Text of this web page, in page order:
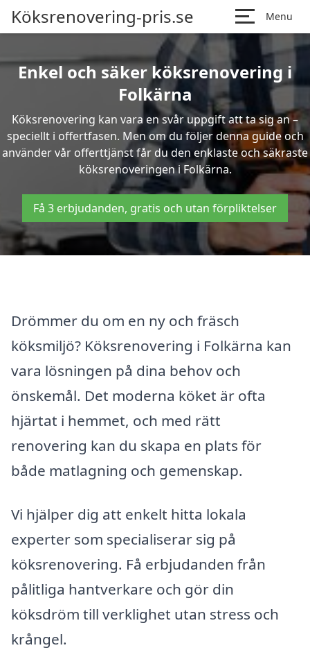
Köksrenovering-pris.se Menu
Enkel och säker köksrenovering i
Folkärna
Köksrenovering kan vara en svår uppgift att ta sig an –
speciellt i offertfasen. Men om du följer denna guide och
använder vår offerttjänst får du den enklaste och säkraste
köksrenoveringen i Folkärna.
Få 3 erbjudanden, gratis och utan förpliktelser
Drömmer du om en ny och fräsch
köksmiljö? Köksrenovering i Folkärna kan
vara lösningen på dina behov och
önskemål. Det moderna köket är ofta
hjärtat i hemmet, och med rätt
renovering kan du skapa en plats för
både matlagning och gemenskap.
Vi hjälper dig att enkelt hitta lokala
experter som specialiserar sig på
köksrenovering. Få erbjudanden från
pålitliga hantverkare och gör din
köksdröm till verklighet utan stress och
krångel.